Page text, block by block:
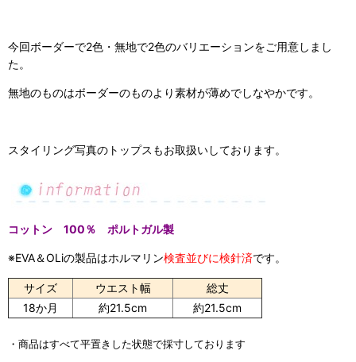
今回ボーダーで2色・無地で2色のバリエーションをご用意しまし
た。
無地のものはボーダーのものより素材が薄めでしなやかです。
スタイリング写真のトップスもお取扱いしております。
コットン 100％ ポルトガル製
※EVA＆OLiの製品はホルマリン検査並びに検針済です。
サイズ ウエスト幅
総丈
18か月
約21.5cm 約21.5cm
・商品はすべて平置きした状態で採寸しております